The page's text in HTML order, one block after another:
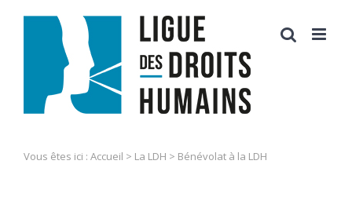
Vous êtes ici : Accueil > La LDH > Bénévolat à la LDH